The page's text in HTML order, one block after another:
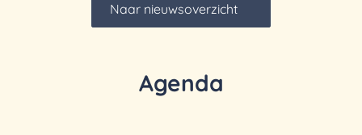
Naar nieuwsoverzicht
Agenda